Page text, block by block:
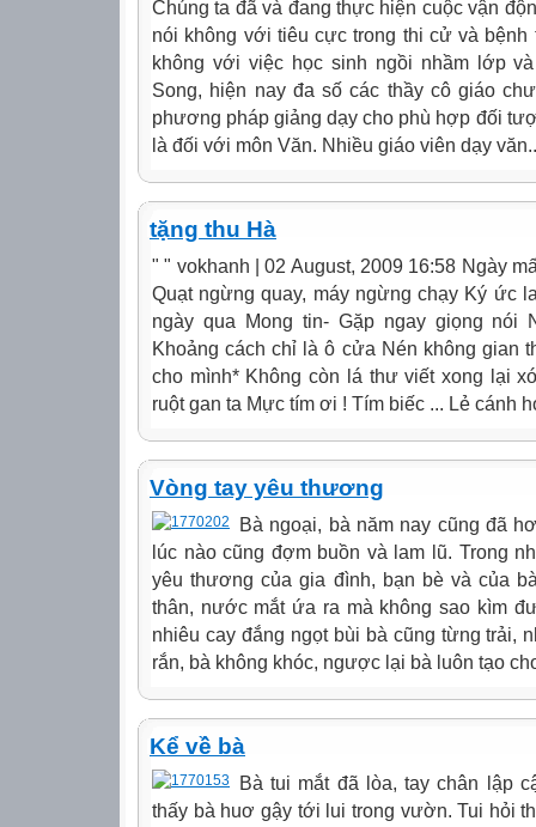
Chúng ta đã và đang thực hiện cuộc vận
nói không với tiêu cực trong thi cử và bệnh
không với việc học sinh ngồi nhầm lớp
Song, hiện nay đa số các thầy cô giáo
phương pháp giảng dạy cho phù hợp đối
là đối với môn Văn. Nhiều giáo viên dạy
tặng thu Hà
" " vokhanh | 02 August, 2009 16:58 Ngày
Quạt ngừng quay, máy ngừng chạy Ký ức
ngày qua Mong tin- Gặp ngay giọng nói
Khoảng cách chỉ là ô cửa Nén không gian
cho mình* Không còn lá thư viết xong lại
ruột gan ta Mực tím ơi ! Tím biếc ... Lẻ cánh
Vòng tay yêu thương
Bà ngoại, bà năm nay cũng đã
lúc nào cũng đợm buồn và lam lũ. Trong
yêu thương của gia đình, bạn bè và của
thân, nước mắt ứa ra mà không sao kìm
nhiêu cay đắng ngọt bùi bà cũng từng trải,
rắn, bà không khóc, ngược lại bà luôn tạo
Kể về bà
Bà tui mắt đã lòa, tay chân lập
thấy bà huơ gậy tới lui trong vườn. Tui hỏi